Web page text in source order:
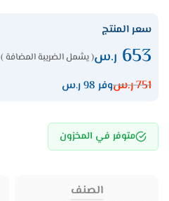
سعر المنتج
653 ر.س( يشمل الضريبة المضافة )
751ر.سوفر 98 ر.س
متوفر في المخزون
الصنف